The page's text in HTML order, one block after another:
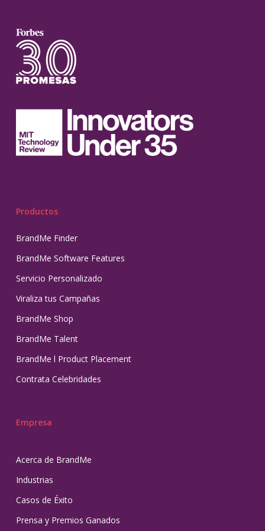
Productos
BrandMe Finder
BrandMe Software Features
Servicio Personalizado
Viraliza tus Campañas
BrandMe Shop
BrandMe Talent
BrandMe l Product Placement
Contrata Celebridades
Empresa
Acerca de BrandMe
Industrias
Casos de Éxito
Prensa y Premios Ganados